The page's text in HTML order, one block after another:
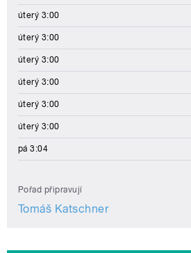
úterý 3:00
úterý 3:00
úterý 3:00
úterý 3:00
úterý 3:00
úterý 3:00
pá 3:04
Pořad připravují
Tomáš Katschner